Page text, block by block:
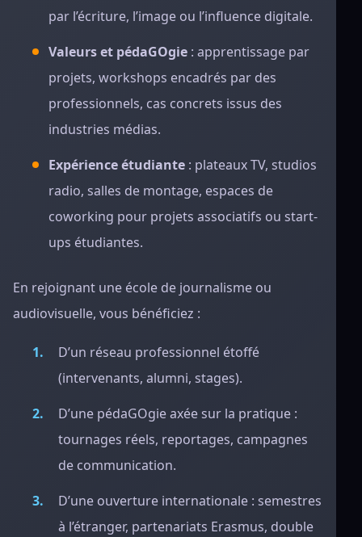
par l’écriture, l’image ou l’influence digitale.
Valeurs et pédaGOgie : apprentissage par
projets, workshops encadrés par des
professionnels, cas concrets issus des
industries médias.
Expérience étudiante : plateaux TV, studios
radio, salles de montage, espaces de
coworking pour projets associatifs ou start-
ups étudiantes.
En rejoignant une école de journalisme ou
audiovisuelle, vous bénéficiez :
D’un réseau professionnel étoffé
(intervenants, alumni, stages).
D’une pédaGOgie axée sur la pratique :
tournages réels, reportages, campagnes
de communication.
D’une ouverture internationale : semestres
à l’étranger, partenariats Erasmus, double